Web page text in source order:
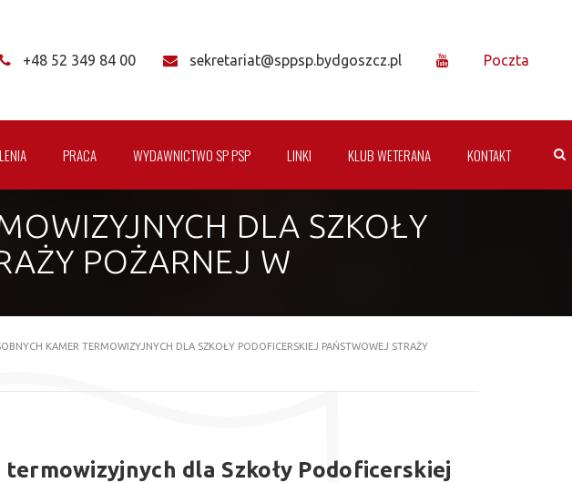
+48 52 349 84 00 sekretariat@sppsp.bydgoszcz.pl Poczta
PRACA WYDAWNICTWO SP PSP LINKI KLUB WETERANA KONTAKT
DLA SZKOŁY
POŻARNEJ W
KAMER TERMOWIZYJNYCH DLA SZKOŁY PODOFICERSKIEJ PAŃSTWOWEJ STRAŻY
dla Szkoły Podoficerskiej